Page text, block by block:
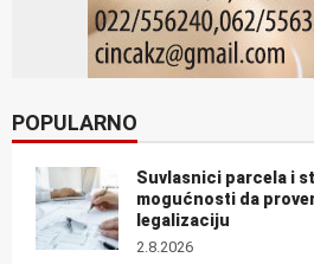
POPULARNO
Suvlasnici parcela i
mogućnosti da
legalizaciju
2.8.2026